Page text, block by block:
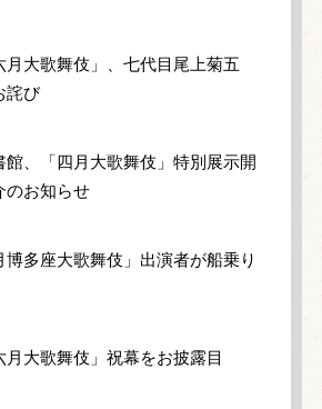
月大歌舞伎」、七代目尾上菊五
詫び
館、「四月大歌舞伎」特別展示開
のお知らせ
博多座大歌舞伎」出演者が船乗り
月大歌舞伎」祝幕をお披露目